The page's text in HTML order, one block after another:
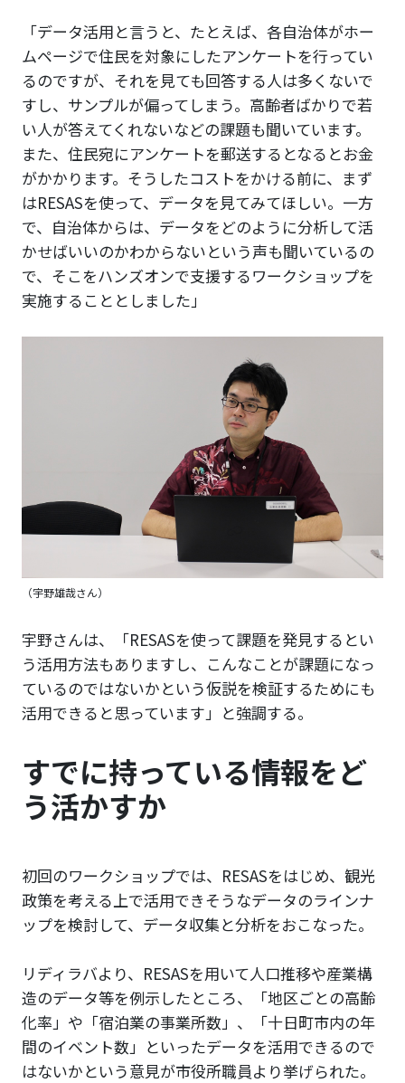
「データ活用と言うと、たとえば、各自治体がホー
ムページで住民を対象にしたアンケートを行ってい
るのですが、それを見ても回答する人は多くないで
すし、サンプルが偏ってしまう。高齢者ばかりで若
い人が答えてくれないなどの課題も聞いています。
また、住民宛にアンケートを郵送するとなるとお金
がかかります。そうしたコストをかける前に、まず
はRESASを使って、データを見てみてほしい。一方
で、自治体からは、データをどのように分析して活
かせばいいのかわからないという声も聞いているの
で、そこをハンズオンで支援するワークショップを
実施することとしました」
（宇野雄哉さん）
宇野さんは、「RESASを使って課題を発見するとい
う活用方法もありますし、こんなことが課題になっ
ているのではないかという仮説を検証するためにも
活用できると思っています」と強調する。
すでに持っている情報をど
う活かすか
初回のワークショップでは、RESASをはじめ、観光
政策を考える上で活用できそうなデータのラインナ
ップを検討して、データ収集と分析をおこなった。
リディラバより、RESASを用いて人口推移や産業構
造のデータ等を例示したところ、「地区ごとの高齢
化率」や「宿泊業の事業所数」、「十日町市内の年
間のイベント数」といったデータを活用できるので
はないかという意見が市役所職員より挙げられた。